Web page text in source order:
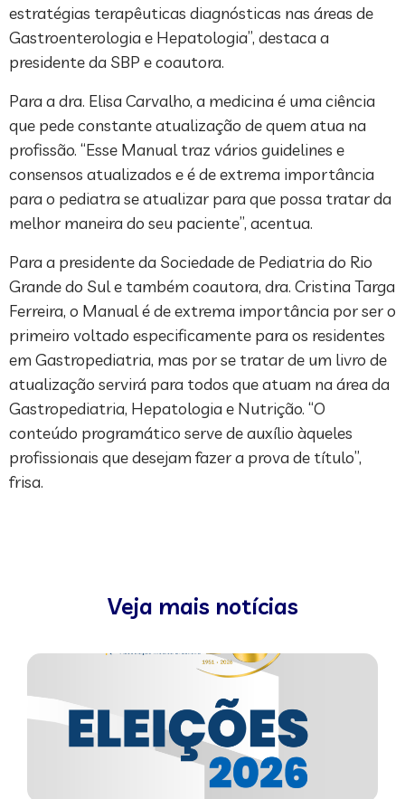
estratégias terapêuticas diagnósticas nas áreas de
Gastroenterologia e Hepatologia”, destaca a
presidente da SBP e coautora.
Para a dra. Elisa Carvalho, a medicina é uma ciência
que pede constante atualização de quem atua na
profissão. “Esse Manual traz vários guidelines e
consensos atualizados e é de extrema importância
para o pediatra se atualizar para que possa tratar da
melhor maneira do seu paciente”, acentua.
Para a presidente da Sociedade de Pediatria do Rio
Grande do Sul e também coautora, dra. Cristina Targa
Ferreira, o Manual é de extrema importância por ser o
primeiro voltado especificamente para os residentes
em Gastropediatria, mas por se tratar de um livro de
atualização servirá para todos que atuam na área da
Gastropediatria, Hepatologia e Nutrição. “O
conteúdo programático serve de auxílio àqueles
profissionais que desejam fazer a prova de título”,
frisa.
Veja mais notícias